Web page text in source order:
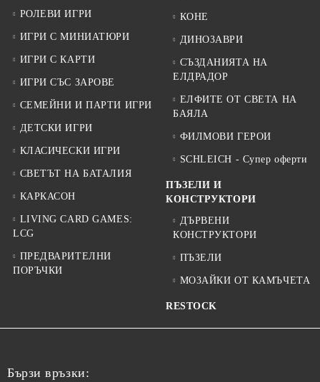
РОЛЕВИ ИГРИ
ИГРИ С МИНИАТЮРИ
ИГРИ С КАРТИ
ИГРИ СЪС ЗАРОВЕ
СЕМЕЙНИ И ПАРТИ ИГРИ
ДЕТСКИ ИГРИ
КЛАСИЧЕСКИ ИГРИ
СВЕТЪТ НА БАТАЛИЯ
КАРКАСОН
LIVING CARD GAMES:
LCG
ПРЕДВАРИТЕЛНИ
ПОРЪЧКИ
КОНЕ
ДИНОЗАВРИ
СЪЗДАНИЯТА НА
ЕЛДРАДОР
ЕЛФИТЕ ОТ СВЕТА НА
БАЯЛА
ФИЛМОВИ ГЕРОИ
SCHLEICH - Супер оферти
ПЪЗЕЛИ И
КОНСТРУКТОРИ
ДЪРВЕНИ
КОНСТРУКТОРИ
ПЪЗЕЛИ
МОЗАЙКИ ОТ КАМЪЧЕТА
RESTOCK
Бързи връзки: